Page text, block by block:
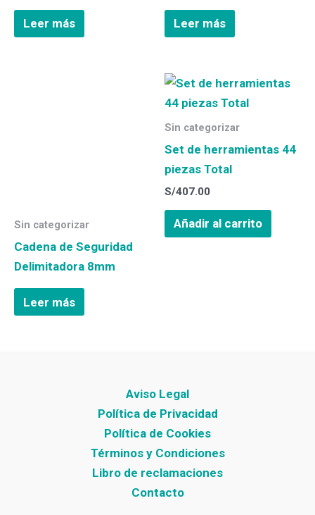
Leer más Leer más
Sin categorizar
Cadena de Seguridad
Delimitadora 8mm
Leer más
Sin categorizar
Set de herramientas 44
piezas Total
S/407.00
Añadir al carrito
Aviso Legal
Política de Privacidad
Política de Cookies
Términos y Condiciones
Libro de reclamaciones
Contacto